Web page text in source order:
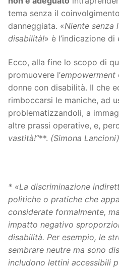
tema senza il
danneggiata. «Niente senza
disabilità!» è l’indicazione
Ecco, alla fine lo scopo di
promuovere l’empowerment
donne con disabilità. Il che
rimboccarsi le maniche, ad
problematizzandoli, a
altre prassi operative, e,
vastità!”**. (Simona Lancioni)
* «La discriminazione
politiche o pratiche che
considerate formalmente,
impatto negativo
disabilità. Per esempio, le
sembrare neutre ma sono
includono lettini accessibili